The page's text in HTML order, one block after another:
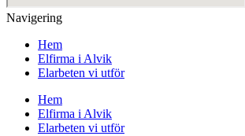
Navigering
Hem
Elfirma i Alvik
Elarbeten vi utför
Hem
Elfirma i Alvik
Elarbeten vi utför